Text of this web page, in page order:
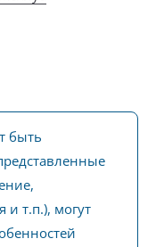
быть
и т.п.), могут